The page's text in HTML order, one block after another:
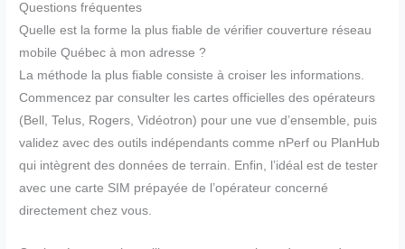
Questions fréquentes
Quelle est la forme la plus fiable de vérifier couverture réseau
mobile Québec à mon adresse ?
La méthode la plus fiable consiste à croiser les informations.
Commencez par consulter les cartes officielles des opérateurs
(Bell, Telus, Rogers, Vidéotron) pour une vue d’ensemble, puis
validez avec des outils indépendants comme nPerf ou PlanHub
qui intègrent des données de terrain. Enfin, l’idéal est de tester
avec une carte SIM prépayée de l’opérateur concerné
directement chez vous.